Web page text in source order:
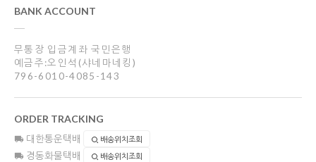
BANK ACCOUNT
무통장 입금계좌 국민은행
예금주:오인석(샤네마네킹)
796-6010-4085-143
ORDER TRACKING
대한통운택배 배송위치조회
경동화물택배 배송위치조회